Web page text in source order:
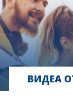
ENGLISH
СПОРТ БЛИЗО
ТЕКУЩИ
ОНЛАЙНВИДЕА